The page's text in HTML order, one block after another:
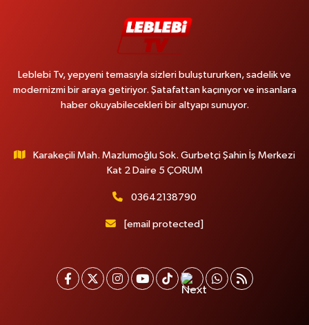
Leblebi Tv, yepyeni temasıyla sizleri buluştururken, sadelik ve
modernizmi bir araya getiriyor. Şatafattan kaçınıyor ve insanlara
haber okuyabilecekleri bir altyapı sunuyor.
Karakeçili Mah. Mazlumoğlu Sok. Gurbetçi Şahin İş Merkezi
Kat 2 Daire 5 ÇORUM
03642138790
[email protected]